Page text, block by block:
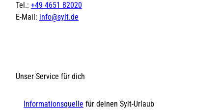
Tel.: +49 4651 82020
E-Mail: info@sylt.de
Unser Service für dich
Informationsquelle für deinen Sylt-Urlaub